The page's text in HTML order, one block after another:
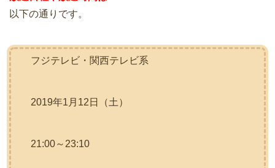
以下の通りです。
フジテレビ・関西テレビ系
2019年1月12日（土）
21:00～23:10